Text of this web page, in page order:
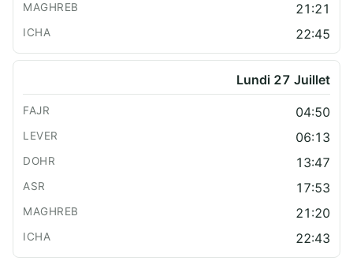
21:21
22:45
Lundi 27 Juillet
04:50
06:13
13:47
17:53
21:20
22:43